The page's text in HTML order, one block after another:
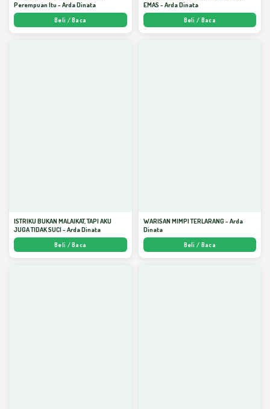
Perempuan Itu - Arda Dinata
Beli / Baca
EMAS - Arda Dinata
Beli / Baca
ISTRIKU BUKAN MALAIKAT, TAPI AKU
JUGA TIDAK SUCI - Arda Dinata
Beli / Baca
WARISAN MIMPI TERLARANG - Arda
Dinata
Beli / Baca